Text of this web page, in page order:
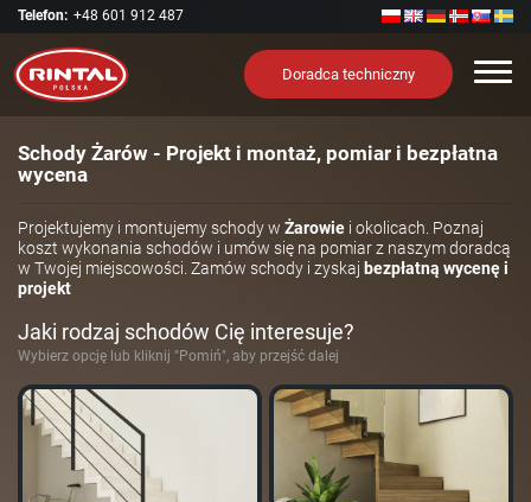
Telefon: +48 601 912 487
Doradca techniczny
Schody Żarów - Projekt i montaż, pomiar i bezpłatna
wycena
Projektujemy i montujemy schody w Żarowie i okolicach. Poznaj
koszt wykonania schodów i umów się na pomiar z naszym doradcą
w Twojej miejscowości. Zamów schody i zyskaj bezpłatną wycenę i
projekt
Jaki rodzaj schodów Cię interesuje?
Wybierz opcję lub kliknij "Pomiń", aby przejść dalej